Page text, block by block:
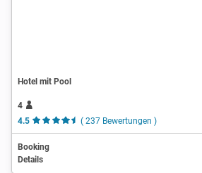
Hotel mit Pool
4
4.5
( 237 Bewertungen )
Booking
Details